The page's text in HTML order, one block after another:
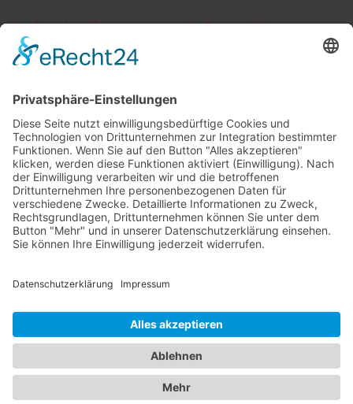
Individuelle
Beratung
Informationen
Zahlung und Versand
Widerrufsformular
Kundenstimmen
Social Media
Zertifikate